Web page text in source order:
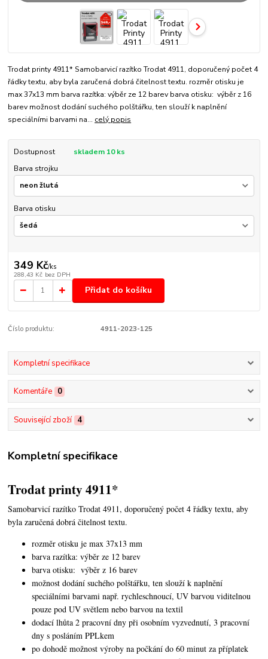
Trodat printy 4911* Samobarvicí razítko Trodat 4911, doporučený počet 4
řádky textu, aby byla zaručená dobrá čitelnost textu. rozměr otisku je
max 37x13 mm barva razítka: výběr ze 12 barev barva otisku: výběr z 16
barev možnost dodání suchého polštářku, ten slouží k naplnění
speciálními barvami na... celý popis
Dostupnost
skladem 10 ks
Barva strojku
Barva otisku
349 Kč/ks
288,43 Kč bez DPH
Přidat do košíku
Číslo produktu: 4911-2023-125
Kompletní specifikace
Komentáře 0
Související zboží 4
Kompletní specifikace
Trodat printy 4911*
Samobarvicí razítko Trodat 4911, doporučený počet 4 řádky textu,aby
byla zaručená dobrá čitelnost textu.
rozměr otisku je max 37x13 mm
barva razítka: výběr ze 12 barev
barva otisku: výběr z 16 barev
možnost dodání suchého polštářku, ten slouží k naplnění
speciálními barvami např. rychleschnoucí, UV barvou viditelnou
pouze pod UV světlem nebo barvou na textil
dodací lhůta 2 pracovní dny při osobním vyzvednutí, 3 pracovní
dny s posláním PPLkem
po dohodě možnost výroby na počkání do 60 minut za příplatek